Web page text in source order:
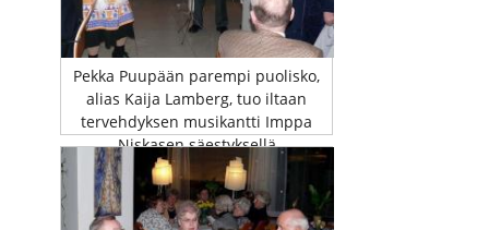
Pekka Puupään parempi puolisko,
alias Kaija Lamberg, tuo iltaan
tervehdyksen musikantti Imppa
Niskasen säestyksellä